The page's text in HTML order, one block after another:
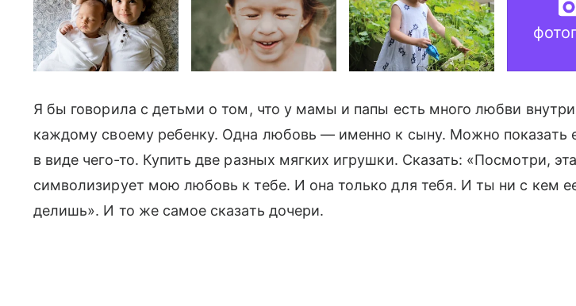
Я бы говорила с детьми о том, что у мамы и папы есть много любви
каждому своему ребенку. Одна любовь — именно к сыну. Можно показать
в виде чего-то. Купить две разных мягких игрушки. Сказать: «Посмотри,
символизирует мою любовь к тебе. И она только для тебя. И ты ни с кем
делишь». И то же самое сказать дочери.